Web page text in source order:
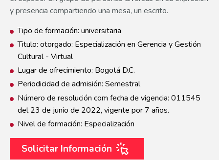
y presencia compartiendo una mesa, un escrito.
Tipo de formación: universitaria
Titulo: otorgado: Especialización en Gerencia y Gestión
Cultural - Virtual
Lugar de ofrecimiento: Bogotá D.C.
Periodicidad de admisión: Semestral
Número de resolución com fecha de vigencia: 011545
del 23 de junio de 2022, vigente por 7 años.
Nivel de formación: Especialización
Solicitar Información